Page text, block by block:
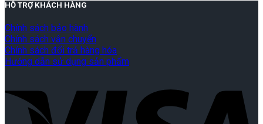
HỖ TRỢ KHÁCH HÀNG
Chính sách bảo hành
Chính sách vận chuyển
Chính sách đổi trả hàng hóa
Hướng dẫn sử dụng sản phẩm